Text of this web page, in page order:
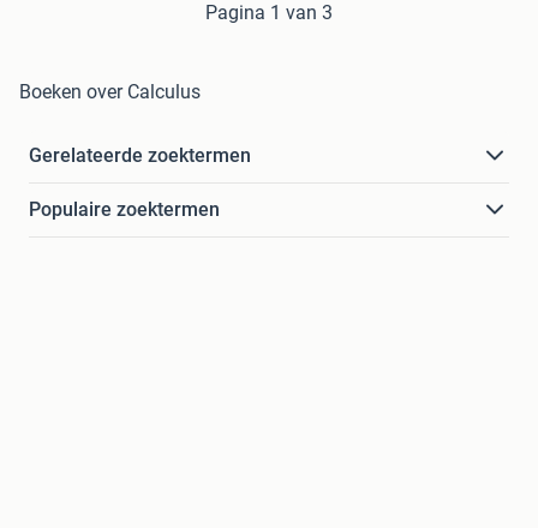
Pagina 1 van 3
Boeken over Calculus
Gerelateerde zoektermen
Populaire zoektermen